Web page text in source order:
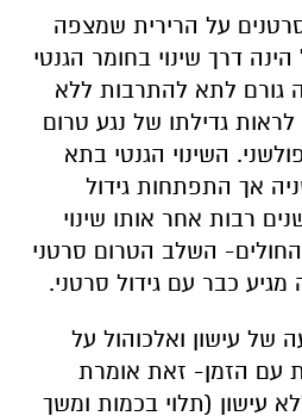
על הרירית שמצפה
דרך שינוי בחומר הגנטי
גורם לתא להתרבות ללא
גדילתו של נגע טרום
השינוי הגנטי בתא
אך התפתחות גידול
רבות אחר אותו שינוי
החולים- השלב הטרום סרטני
כבר עם גידול סרטני.
של עישון ואלכוהול על
עם הזמן- זאת אומרת
עישון (תלוי בכמות ומשך